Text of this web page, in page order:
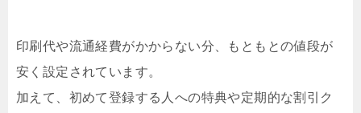
印刷代や流通経費がかからない分、もともとの値段が
安く設定されています。
加えて、初めて登録する人への特典や定期的な割引ク